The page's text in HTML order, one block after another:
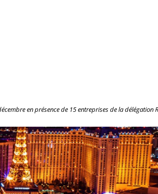
en présence de 15 entreprises de la délégation